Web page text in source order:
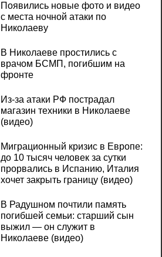
Появились новые фото и видео
с места ночной атаки по
Николаеву
В Николаеве простились с
врачом БСМП, погибшим на
фронте
Из-за атаки РФ пострадал
магазин техники в Николаеве
(видео)
Миграционный кризис в Европе:
до 10 тысяч человек за сутки
прорвались в Испанию, Италия
хочет закрыть границу (видео)
В Радушном почтили память
погибшей семьи: старший сын
выжил — он служит в
Николаеве (видео)